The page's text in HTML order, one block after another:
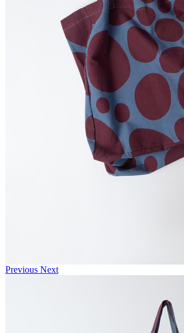
Previous Next